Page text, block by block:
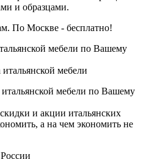
и образцами.
По Москве - бесплатно!
мебели
мебели по Вашему
и акции итальянских
а на чем экономить не